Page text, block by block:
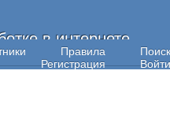
в интернете
Правила
Поиск
Регистрация
Войти